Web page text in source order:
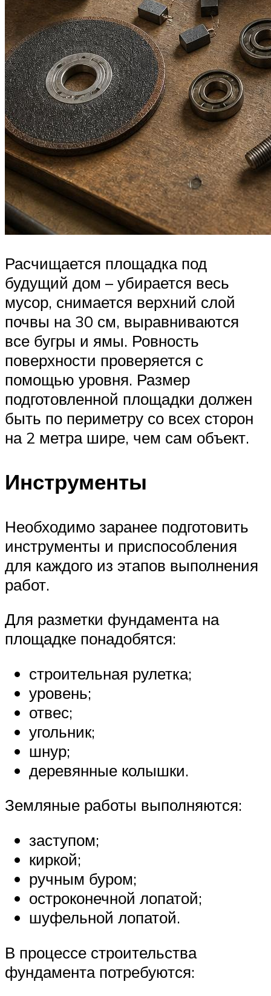
Расчищается площадка под
будущий дом – убирается весь
мусор, снимается верхний слой
почвы на 30 см, выравниваются
все бугры и ямы. Ровность
поверхности проверяется с
помощью уровня. Размер
подготовленной площадки должен
быть по периметру со всех сторон
на 2 метра шире, чем сам объект.
Инструменты
Необходимо заранее подготовить
инструменты и приспособления
для каждого из этапов выполнения
работ.
Для разметки фундамента на
площадке понадобятся:
строительная рулетка;
уровень;
отвес;
угольник;
шнур;
деревянные колышки.
Земляные работы выполняются:
заступом;
киркой;
ручным буром;
остроконечной лопатой;
шуфельной лопатой.
В процессе строительства
фундамента потребуются: